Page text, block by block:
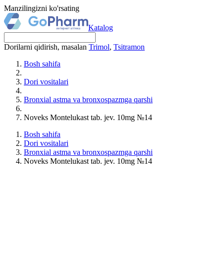
Manzilingizni ko'rsating
Katalog
Dorilarni qidirish, masalan Trimol, Tsitramon
Bosh sahifa
Dori vositalari
Bronxial astma va bronxospazmga qarshi
Noveks Montelukast tab. jev. 10mg №14
Bosh sahifa
Dori vositalari
Bronxial astma va bronxospazmga qarshi
Noveks Montelukast tab. jev. 10mg №14